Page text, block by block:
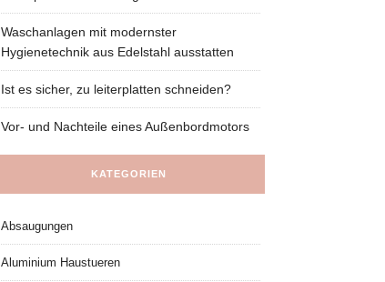
Waschanlagen mit modernster
Hygienetechnik aus Edelstahl ausstatten
Ist es sicher, zu leiterplatten schneiden?
Vor- und Nachteile eines Außenbordmotors
KATEGORIEN
Absaugungen
Aluminium Haustueren